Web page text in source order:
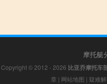
摩托艇
Copyright © 2012 - 2026 比亚乔摩托车
章 | 网站地图 | 疑难